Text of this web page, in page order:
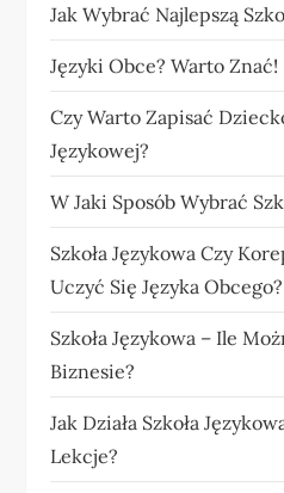
Jak Wybrać Najlepszą
Języki Obce? Warto Znać!
Czy Warto Zapisać
Językowej?
W Jaki Sposób Wybrać
Szkoła Językowa Czy
Uczyć Się Języka Obcego?
Szkoła Językowa – Ile
Biznesie?
Jak Działa Szkoła
Lekcje?